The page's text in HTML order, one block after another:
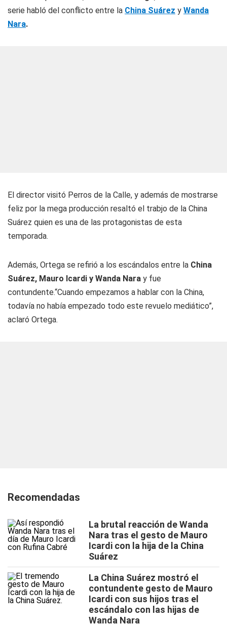
serie habló del conflicto entre la China Suárez y Wanda
Nara.
El director visitó Perros de la Calle, y además de mostrarse
feliz por la mega producción resaltó el trabjo de la China
Suárez quien es una de las protagonistas de esta
temporada.
Además, Ortega se refirió a los escándalos entre la China
Suárez, Mauro Icardi y Wanda Nara y fue
contundente.“Cuando empezamos a hablar con la China,
todavía no había empezado todo este revuelo mediático”,
aclaró Ortega.
Recomendadas
La brutal reacción de Wanda
Nara tras el gesto de Mauro
Icardi con la hija de la China
Suárez
La China Suárez mostró el
contundente gesto de Mauro
Icardi con sus hijos tras el
escándalo con las hijas de
Wanda Nara